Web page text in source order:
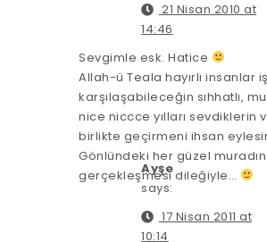
21 Nisan 2010 at
14:46
Sevgimle esk. Hatice
Allah-ü Teala hayırlı insanlar
karşılaşabileceğin sıhhatlı,
nice niccce yılları sevdiklerin
birlikte geçirmeni ihsan
Gönlündeki her güzel muradın
gerçekleşmesi dileğiyle…
Ayşe
says:
17 Nisan 2011 at
10:14